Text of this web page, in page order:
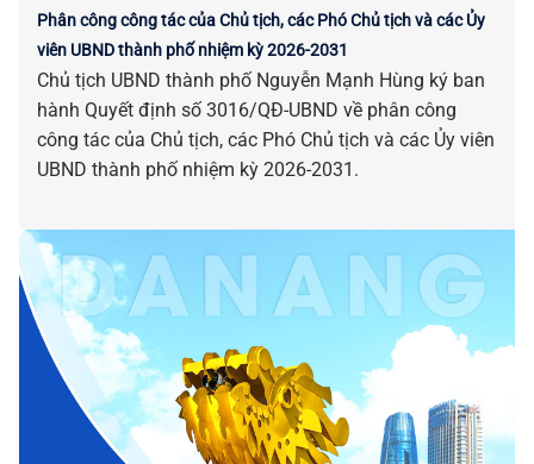
Phân công công tác của Chủ tịch, các Phó Chủ tịch và các Ủy
viên UBND thành phố nhiệm kỳ 2026-2031
Chủ tịch UBND thành phố Nguyễn Mạnh Hùng ký ban
hành Quyết định số 3016/QĐ-UBND về phân công
công tác của Chủ tịch, các Phó Chủ tịch và các Ủy viên
UBND thành phố nhiệm kỳ 2026-2031.